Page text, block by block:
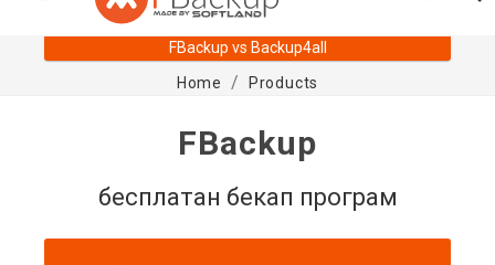
FBackup vs Backup4all
Home
Products
FBackup
бесплатан бекап програм